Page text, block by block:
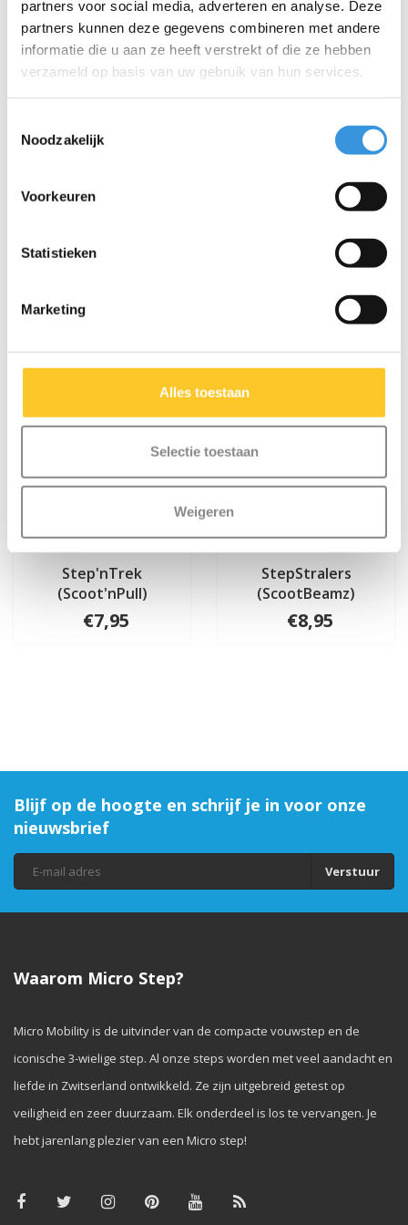
partners voor social media, adverteren en analyse. Deze
partners kunnen deze gegevens combineren met andere
informatie die u aan ze heeft verstrekt of die ze hebben
verzameld op basis van uw gebruik van hun services.
Noodzakelijk
Voorkeuren
Statistieken
Marketing
Alles toestaan
Selectie toestaan
Weigeren
Micro flessenhouder
€12,95
Micro flessenhouder 2-
€7,95
Step'nTrek
(Scoot'nPull)
€7,95
StepStralers
(ScootBeamz)
€8,95
Blijf op de hoogte en schrijf je in voor onze
nieuwsbrief
Verstuur
Waarom Micro Step?
Micro Mobility is de uitvinder van de compacte vouwstep en de
iconische 3-wielige step. Al onze steps worden met veel aandacht en
liefde in Zwitserland ontwikkeld. Ze zijn uitgebreid getest op
veiligheid en zeer duurzaam. Elk onderdeel is los te vervangen. Je
hebt jarenlang plezier van een Micro step!